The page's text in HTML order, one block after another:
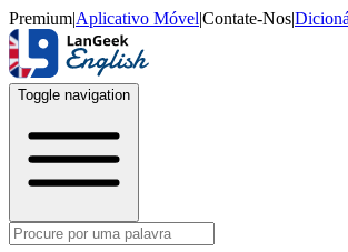
Premium|Aplicativo Móvel|Contate-Nos|
Toggle navigation